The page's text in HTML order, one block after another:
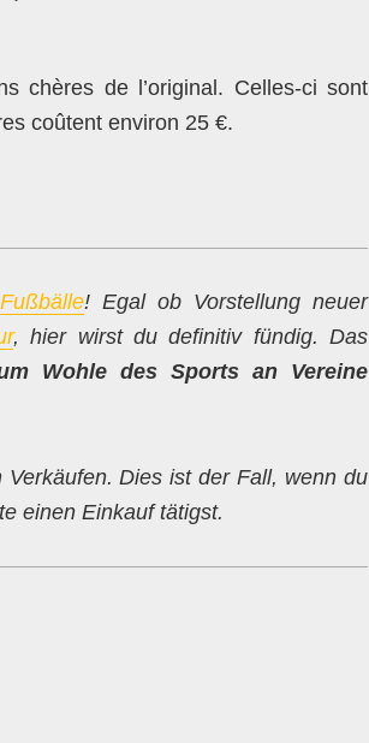
chères de l’original. Celles-ci sont
coûtent environ 25 €.
Fußbälle! Egal ob Vorstellung neuer
, hier wirst du definitiv fündig. Das
Wohle des Sports an Vereine
Dies ist der Fall, wenn du
einen Einkauf tätigst.